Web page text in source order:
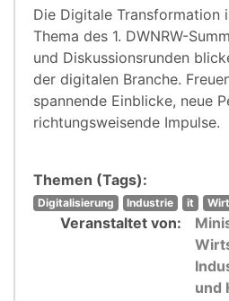
Die Digitale Transformation
Thema des 1. DWNRW-
und Diskussionsrunden
der digitalen Branche.
spannende Einblicke, neue
richtungsweisende Impulse.
Themen (Tags):
Digitalisierung Industrie it
Veranstaltet von:
und